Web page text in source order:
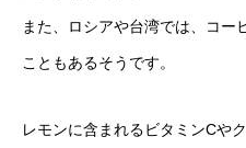
また、ロシアや台湾では、コー
こともあるそうです。
レモンに含まれるビタミンCや